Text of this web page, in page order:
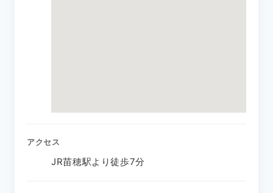
アクセス
JR苗穂駅より徒歩7分